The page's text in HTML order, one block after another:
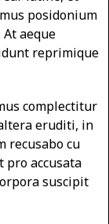
posidonium
aeque
reprimique
complectitur
eruditi, in
recusabo cu
pro accusata
suscipit